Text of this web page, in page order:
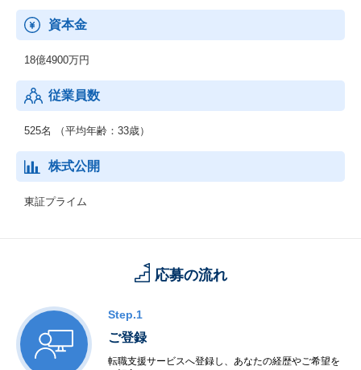
【法人向けサービス】
・週間オークション情報
に収集・整理し、週刊情報誌として刊行されるデータブック。
・自動車流通新聞
・・・プロトオリジナルのコンテンツが豊富にラインナップされ
た「自動車流通新聞」。多くの業界関係者に読まれている全国最
資本金
18億4900万円
従業員数
525名 （平均年齢：33歳）
株式公開
東証プライム
応募の流れ
Step.1
ご登録
転職支援サービスへ登録し、あなたの経歴やご希望を